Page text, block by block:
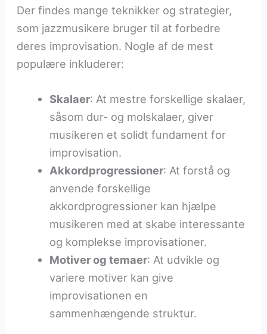
Der findes mange teknikker og strategier,
som jazzmusikere bruger til at forbedre
deres improvisation. Nogle af de mest
populære inkluderer:
Skalaer: At mestre forskellige skalaer,
såsom dur- og molskalaer, giver
musikeren et solidt fundament for
improvisation.
Akkordprogressioner: At forstå og
anvende forskellige
akkordprogressioner kan hjælpe
musikeren med at skabe interessante
og komplekse improvisationer.
Motiver og temaer: At udvikle og
variere motiver kan give
improvisationen en
sammenhængende struktur.